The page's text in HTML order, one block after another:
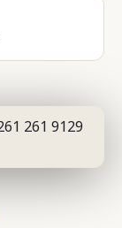
261 9129